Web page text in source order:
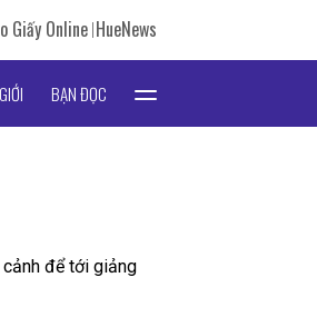
Giấy Online HueNews
BẠN ĐỌC
để tới giảng